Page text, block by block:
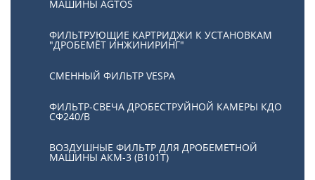
МАШИНЫ AGTOS
ФИЛЬТРУЮЩИЕ КАРТРИДЖИ К УСТАНОВКАМ
"ДРОБЕМЁТ ИНЖИНИРИНГ"
СМЕННЫЙ ФИЛЬТР VESPA
ФИЛЬТР-СВЕЧА ДРОБЕСТРУЙНОЙ КАМЕРЫ КДО
СФ240/В
ВОЗДУШНЫЕ ФИЛЬТР ДЛЯ ДРОБЕМЕТНОЙ
МАШИНЫ АКМ-3 (В101Т)